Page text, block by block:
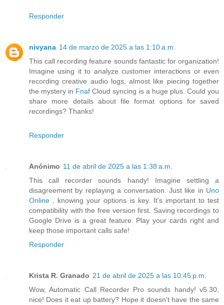
Responder
nivyana 14 de marzo de 2025 a las 1:10 a.m.
This call recording feature sounds fantastic for organization!
Imagine using it to analyze customer interactions or even
recording creative audio logs, almost like piecing together
the mystery in Fnaf Cloud syncing is a huge plus. Could you
share more details about file format options for saved
recordings? Thanks!
Responder
Anónimo 11 de abril de 2025 a las 1:38 a.m.
This call recorder sounds handy! Imagine settling a
disagreement by replaying a conversation. Just like in Uno
Online , knowing your options is key. It's important to test
compatibility with the free version first. Saving recordings to
Google Drive is a great feature. Play your cards right and
keep those important calls safe!
Responder
Krista R. Granado 21 de abril de 2025 a las 10:45 p.m.
Wow, Automatic Call Recorder Pro sounds handy! v5.30,
nice! Does it eat up battery? Hope it doesn't have the same